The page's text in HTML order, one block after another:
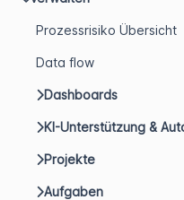
Prozessrisiko Übersicht
Data flow
Dashboards
KI-Unterstützung &
Projekte
Aufgaben